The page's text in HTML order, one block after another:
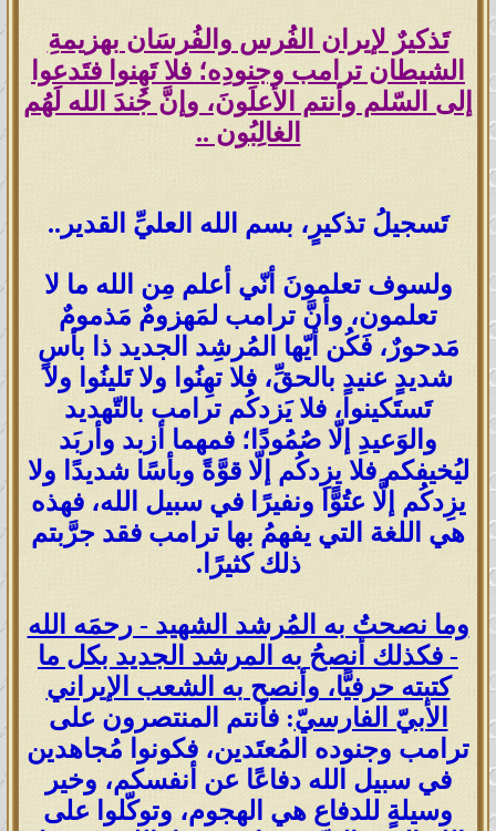
تَذكيرٌ لإيران الفُرس والفُرسَان بهزيمةِ
الشيطان ترامب وجنودِه؛ فلا تَهِنوا فتَدعوا
إلى السّلم وأنتم الأعلَونَ، وإنَّ جُندَ الله لَهُم
الغالِبُون ..
تَسجيلُ تذكيرٍ، بسم الله العليِّ القدير..
ولسوف تعلمونَ أنّي أعلم مِن الله ما لا
تعلمون، وأنَّ ترامب لمَهزومٌ مَذمومٌ
مَدحورٌ، فَكُن أيّها المُرشِد الجديد ذا بأسٍ
شديدٍ عنيدٍ بالحقِّ، فلا تهِنُوا ولا تَلينُوا ولا
تَستَكينوا، فلا يَزدكُم ترامب بالتّهديد
والوَعيدِ إلّا صُمُودًا؛ فمهما أزبد وأربَد
ليُخيفكم فلا يزِدكُم إلّا قوَّةً وبأسًا شديدًا ولا
يزِدكُم إلَّا عتُوًّا ونفيرًا في سبيل الله، فهذه
هي اللغة التي يفهمُ بها ترامب فقد جرَّبتم
ذلك كثيرًا.
وما نصحتُ به المُرشد الشهيد - رحمَه الله
- فكذلك أنصحُ به المرشد الجديد بكل ما
كتبته حرفيًّا، وأنصح به الشعب الإيراني
الأبيّ الفارسيّ: فأنتم المنتصرون على
ترامب وجنوده المُعتَدين، فكونوا مُجاهدين
في سبيل الله دفاعًا عن أنفسكم، وخير
وسيلةٍ للدفاع هي الهجوم، وتوكّلوا على